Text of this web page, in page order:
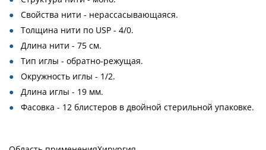
Свойства нити - нерассасывающаяся.
Толщина нити по USP - 4/0.
Длина нити - 75 см.
Тип иглы - обратно-режущая.
Окружность иглы - 1/2.
Длина иглы - 19 мм.
Фасовка - 12 блистеров в двойной стерильной упаковке.